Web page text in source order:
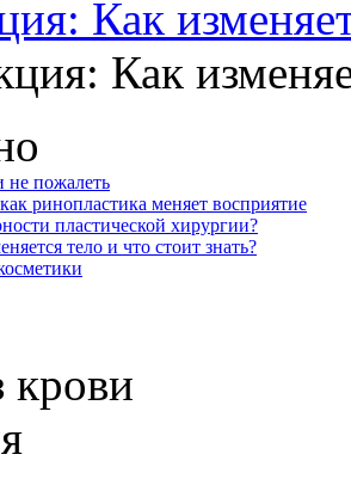
Как
не пожалеть
ринопластика меняет восприятие
пластической хирургии?
тело и что стоит знать?
крови